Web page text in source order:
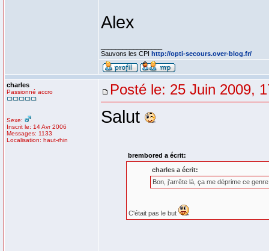
Alex
Sauvons les CPI http://opti-secours.over-blog.fr/
charles
Passionné accro
Sexe:
Inscrit le: 14 Avr 2006
Messages: 1133
Localisation: haut-rhin
Posté le: 25 Juin 2009,
Salut
brembored a écrit:
charles a écrit:
Bon, j'arrête là, ça me déprime ce
C'était pas le but